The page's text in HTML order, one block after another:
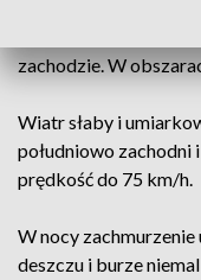
zachodzie. W
Wiatr słaby i
południowo zachodni
prędkość do 75 km/h.
W nocy
deszczu i burze